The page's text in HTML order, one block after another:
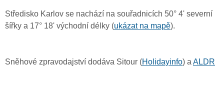
Středisko Karlov se nachází na souřadnicích 50° 4' severní
šířky a 17° 18' východní délky (ukázat na mapě).
Sněhové zpravodajství dodáva Sitour (Holidayinfo) aALDR